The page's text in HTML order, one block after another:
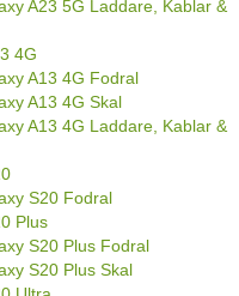
A23 5G Laddare, Kablar &
4G
A13 4G Fodral
A13 4G Skal
A13 4G Laddare, Kablar &
S20 Fodral
Plus
S20 Plus Fodral
S20 Plus Skal